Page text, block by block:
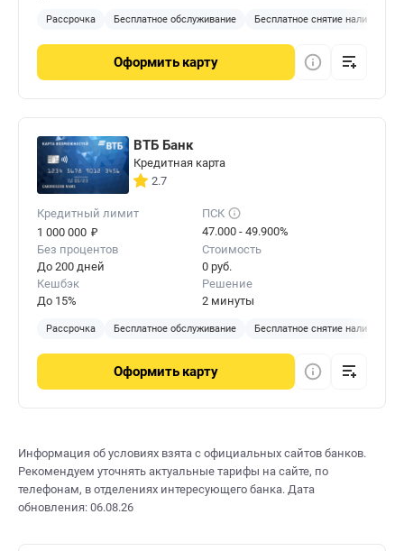
Рассрочка Бесплатное обслуживание Бесплатное снятие наличных
Оформить карту
ВТБ Банк
Кредитная карта
2.7
Кредитный лимит
1 000 000 ₽
ПСК
47.000 - 49.900%
Без процентов
До 200 дней
Стоимость
0 руб.
Кешбэк
До 15%
Решение
2 минуты
Рассрочка Бесплатное обслуживание Бесплатное снятие наличных
Оформить карту
Информация об условиях взята с официальных сайтов банков.
Рекомендуем уточнять актуальные тарифы на сайте, по
телефонам, в отделениях интересующего банка. Дата
обновления: 06.08.26